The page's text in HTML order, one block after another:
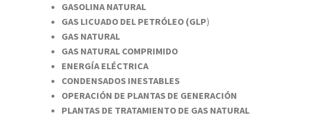
GASOLINA NATURAL
GAS LICUADO DEL PETRÓLEO (GLP)
GAS NATURAL
GAS NATURAL COMPRIMIDO
ENERGÍA ELÉCTRICA
CONDENSADOS INESTABLES
OPERACIÓN DE PLANTAS DE GENERACIÓN
PLANTAS DE TRATAMIENTO DE GAS NATURAL